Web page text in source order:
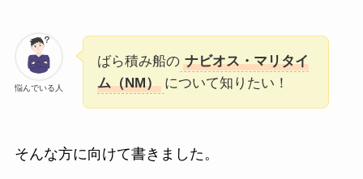
悩んでいる人
ばら積み船の ナビオス・マリタイ
ム（NM） について知りたい！
そんな方に向けて書きました。